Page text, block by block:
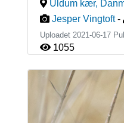
Uldum kær,
Jesper Vingtoft -
Uploadet 2021-06-17
1055